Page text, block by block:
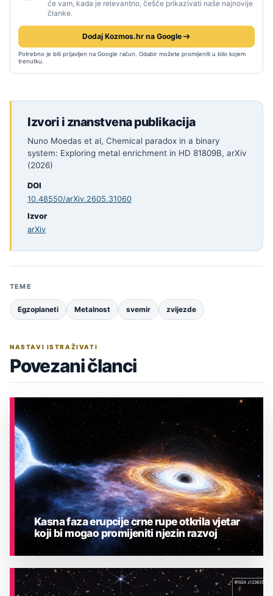
će vam, kada je relevantno, češće prikazivati naše najnovije
članke.
Dodaj Kozmos.hr na Google
Potrebno je biti prijavljen na Google račun. Odabir možete promijeniti u bilo kojem
trenutku.
Izvori i znanstvena publikacija
Nuno Moedas et al, Chemical paradox in a binary
system: Exploring metal enrichment in HD 81809B, arXiv
(2026)
DOI
10.48550/arXiv.2605.31060
Izvor
arXiv
TEME
Egzoplaneti Metalnost svemir zvijezde
NASTAVI ISTRAŽIVATI
Povezani članci
ASTRONOMIJA
Kasna faza erupcije crne rupe otkrila vjetar
koji bi mogao promijeniti njezin razvoj